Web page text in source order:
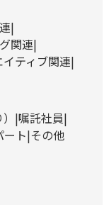
関連
イティブ関連
嘱託社員
ト その他